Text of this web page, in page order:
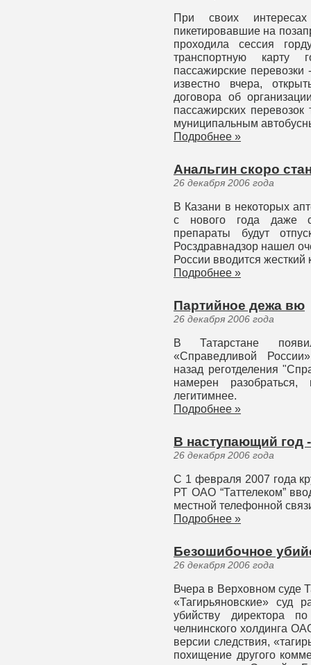
При своих интересах
пикетировавшие на
проходила сессия
транспортную
пассажирские
известно вчера,
договора об
пассажирских
муниципальным
Подробнее »
Анальгин скоро
26 декабря 2006 года
В Казани в некоторых
с нового года даже
препараты будут
Росздравнадзор нашел
России вводится жесткий
Подробнее »
Партийное дежа вю
26 декабря 2006 года
В Татарстане
«Справедливой
назад реготделения
намерен
легитимнее.
Подробнее »
В наступающий
26 декабря 2006 года
С 1 февраля 2007 года
РТ ОАО “Таттелеком”
местной телефонной
Подробнее »
Безошибочное
26 декабря 2006 года
Вчера в Верховном суде
«Тагирьяновские» суд
убийству директора
челнинского холдинга
версии следствия,
похищение другого